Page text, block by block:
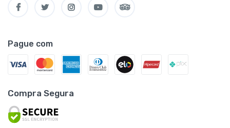
Pague com
Compra Segura